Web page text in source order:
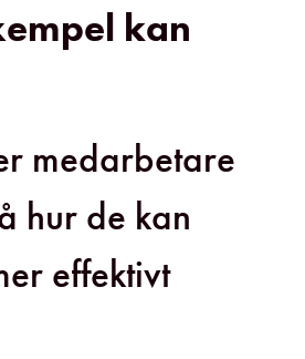
kan
medarbetare
hur de kan
effektivt